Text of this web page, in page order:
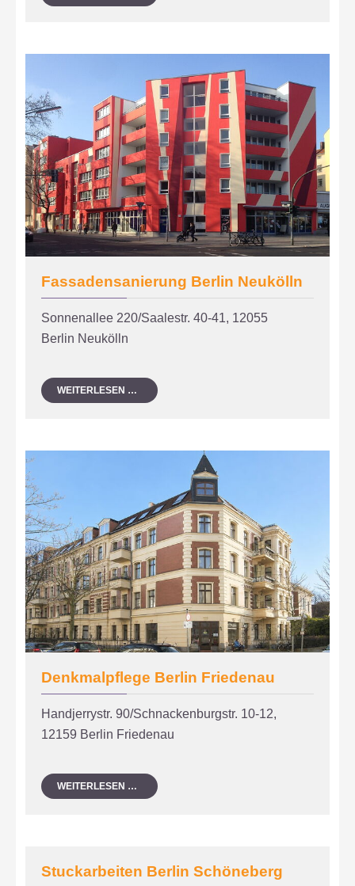
BERLIN
Fassadensanierung Berlin Neukölln
Sonnenallee 220/Saalestr. 40-41, 12055
Berlin Neukölln
WEITERLESEN … FASSADENSANIERUNG
BERLIN
Denkmalpflege Berlin Friedenau
Handjerrystr. 90/Schnackenburgstr. 10-12,
12159 Berlin Friedenau
WEITERLESEN … DENKMALPFLEGE
BERLIN
Stuckarbeiten Berlin Schöneberg